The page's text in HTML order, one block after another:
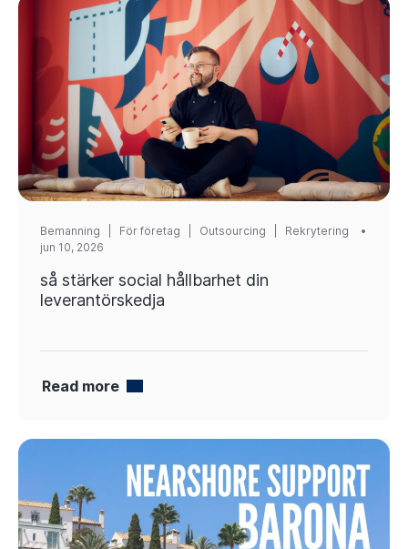
Bemanning För företag Outsourcing
Rekrytering
jun 10, 2026
så stärker social hållbarhet din
leverantörskedja
Read more